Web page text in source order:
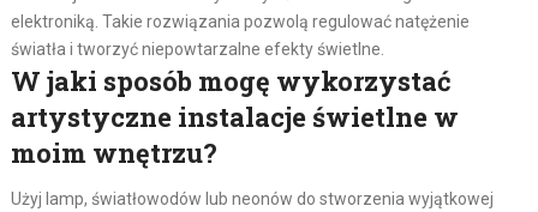
elektroniką. Takie rozwiązania pozwolą regulować natężenie
światła i tworzyć niepowtarzalne efekty świetlne.
W jaki sposób mogę wykorzystać
artystyczne instalacje świetlne w
moim wnętrzu?
Użyj lamp, światłowodów lub neonów do stworzenia wyjątkowej